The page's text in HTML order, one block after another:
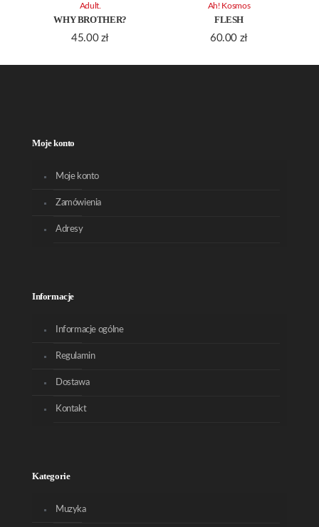
WHY BROTHER?
45.00 zł
Adult.
FLESH
60.00 zł
Ah! Kosmos
Moje konto
Moje konto
Zamówienia
Adresy
Informacje
Informacje ogólne
Regulamin
Dostawa
Kontakt
Kategorie
Muzyka